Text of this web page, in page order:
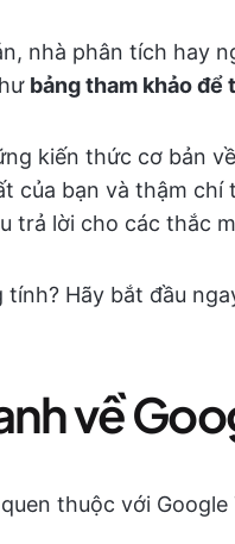
nhà phân tích hay
bảng tham khảo để
kiến thức cơ bản
của bạn và thậm
trả lời cho các thắc
tính? Hãy bắt đầu
về
thuộc với